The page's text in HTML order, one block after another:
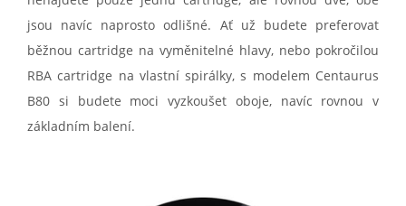
jsou navíc naprosto odlišné. Ať už budete preferovat
běžnou cartridge na vyměnitelné hlavy, nebo pokročilou
RBA cartridge na vlastní spirálky, s modelem Centaurus
B80 si budete moci vyzkoušet oboje, navíc rovnou v
základním balení.